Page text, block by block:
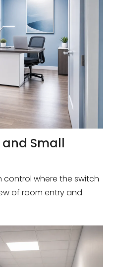
and Small
control where the switch
of room entry and